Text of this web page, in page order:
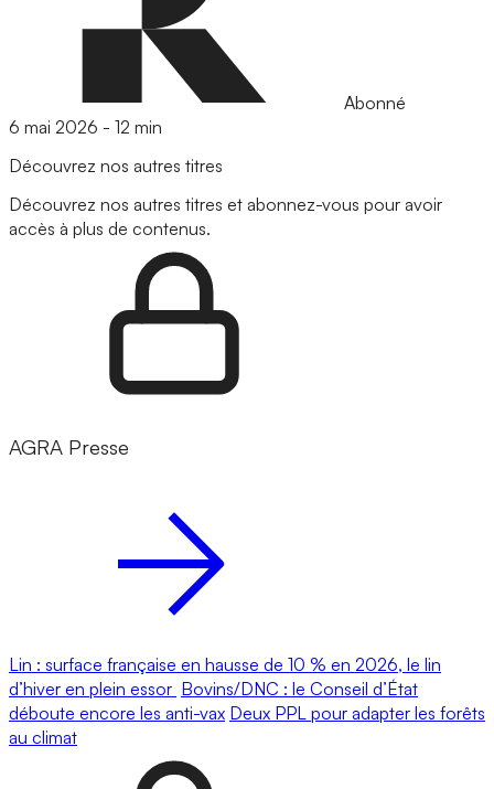
Abonné
6 mai 2026 - 12 min
Découvrez nos autres titres
Découvrez nos autres titres et abonnez-vous pour avoir
accès à plus de contenus.
AGRA Presse
Lin : surface française en hausse de 10 % en 2026, le lin
d’hiver en plein essor Bovins/DNC : le Conseil d’État
déboute encore les anti-vax Deux PPL pour adapter les forêts
au climat